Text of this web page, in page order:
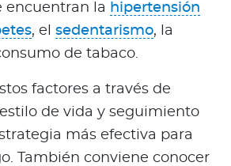
encuentran la hipertensión
, el sedentarismo, la
de tabaco.
factores a través de
de vida y seguimiento
más efectiva para
También conviene conocer